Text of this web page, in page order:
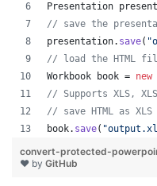
Presentation
// save the
presentation. save(
// load the HTML
Workbook
book = new
// Supports XLS,
// save HTML as XLS
book. save(
convert-protected-
❤ by GitHub